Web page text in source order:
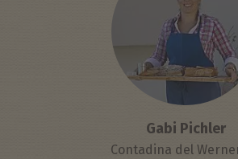
Gabi Pichler
Contadina del